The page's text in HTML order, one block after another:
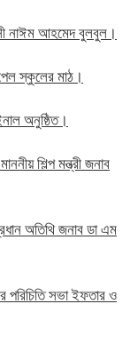
নাঈম আহমেদ বুলবুল।
স্কুলের মাঠ।
অনুষ্ঠিত।
শিল্প মন্ত্রী জনাব
অতিথি জনাব ডা এম
পরিচিতি সভা ইফতার ও